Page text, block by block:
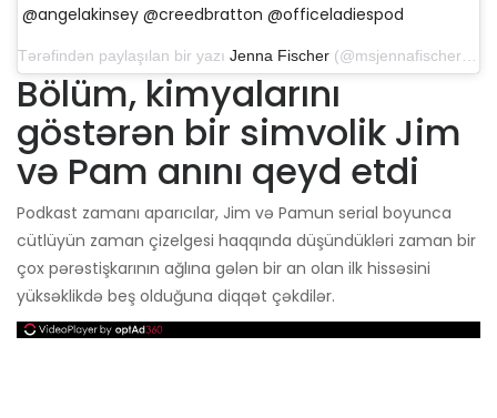
@angelakinsey @creedbratton @officeladiespod
Tərəfindən paylaşılan bir yazı Jenna Fischer (@msjennafischer) 15 yanvar 2020-ci il, saat 7: 22-də PST
Bölüm, kimyalarını
göstərən bir simvolik Jim
və Pam anını qeyd etdi
Podkast zamanı aparıcılar, Jim və Pamun serial boyunca
cütlüyün zaman çizelgesi haqqında düşündükləri zaman bir
çox pərəstişkarının ağlına gələn bir an olan ilk hissəsini
yüksəklikdə beş olduğuna diqqət çəkdilər.